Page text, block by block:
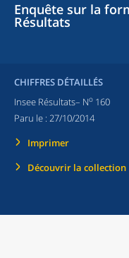
Enquête sur la
Résultats
CHIFFRES DÉTAILLÉS
Insee Résultats– No 160
Paru le : 27/10/2014
Imprimer
Découvrir la collection